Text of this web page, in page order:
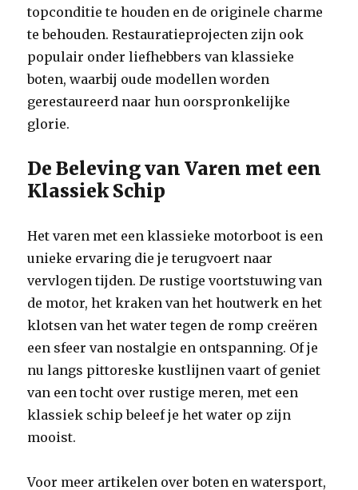
topconditie te houden en de originele charme
te behouden. Restauratieprojecten zijn ook
populair onder liefhebbers van klassieke
boten, waarbij oude modellen worden
gerestaureerd naar hun oorspronkelijke
glorie.
De Beleving van Varen met een
Klassiek Schip
Het varen met een klassieke motorboot is een
unieke ervaring die je terugvoert naar
vervlogen tijden. De rustige voortstuwing van
de motor, het kraken van het houtwerk en het
klotsen van het water tegen de romp creëren
een sfeer van nostalgie en ontspanning. Of je
nu langs pittoreske kustlijnen vaart of geniet
van een tocht over rustige meren, met een
klassiek schip beleef je het water op zijn
mooist.
Voor meer artikelen over boten en watersport,